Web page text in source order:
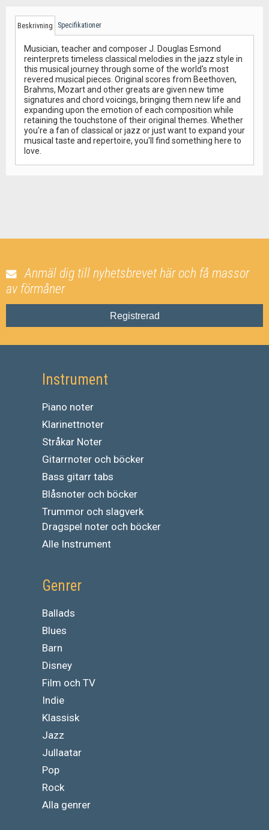
Beskrivning Specifikationer
Musician, teacher and composer J. Douglas Esmond
reinterprets timeless classical melodies in the jazz style in
this musical journey through some of the world's most
revered musical pieces. Original scores from Beethoven,
Brahms, Mozart and other greats are given new time
signatures and chord voicings, bringing them new life and
expanding upon the emotion of each composition while
retaining the touchstone of their original themes. Whether
you're a fan of classical or jazz or just want to expand your
musical taste and repertoire, you'll find something here to
love.
Anmäl dig till nyhetsbrevet här och få massor
av förmåner
Registrerad
Instrument
Piano noter
Klarinettnoter
Stråkar Noter
Gitarrnoter och böcker
Bass gitarr tabs
Blåsnoter och böcker
Trummor och slagverk
Dragspel noter och böcker
Alle Instrument
Genrer
Ballads
Blues
Barn
Disney
Film och TV
Indie
Klassisk
Jazz
Jullaatar
Pop
Rock
Alla genrer